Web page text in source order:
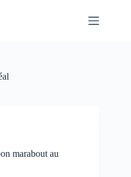
marabout au